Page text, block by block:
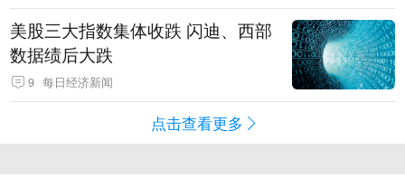
美股三大指数集体收跌 闪迪、西部
数据绩后大跌
9 每日经济新闻
点击查看更多